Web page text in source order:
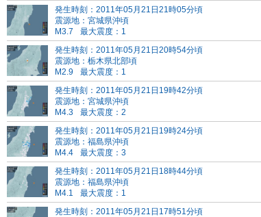
発生時刻：2011年05月21日21時05分頃
震源地：宮城県沖頃
M3.7
最大震度：1
発生時刻：2011年05月21日20時54分頃
震源地：栃木県北部頃
M2.9
最大震度：1
発生時刻：2011年05月21日19時42分頃
震源地：宮城県沖頃
M4.3
最大震度：2
発生時刻：2011年05月21日19時24分頃
震源地：福島県沖頃
M4.4
最大震度：3
発生時刻：2011年05月21日18時44分頃
震源地：福島県沖頃
M4.1
最大震度：1
発生時刻：2011年05月21日17時51分頃